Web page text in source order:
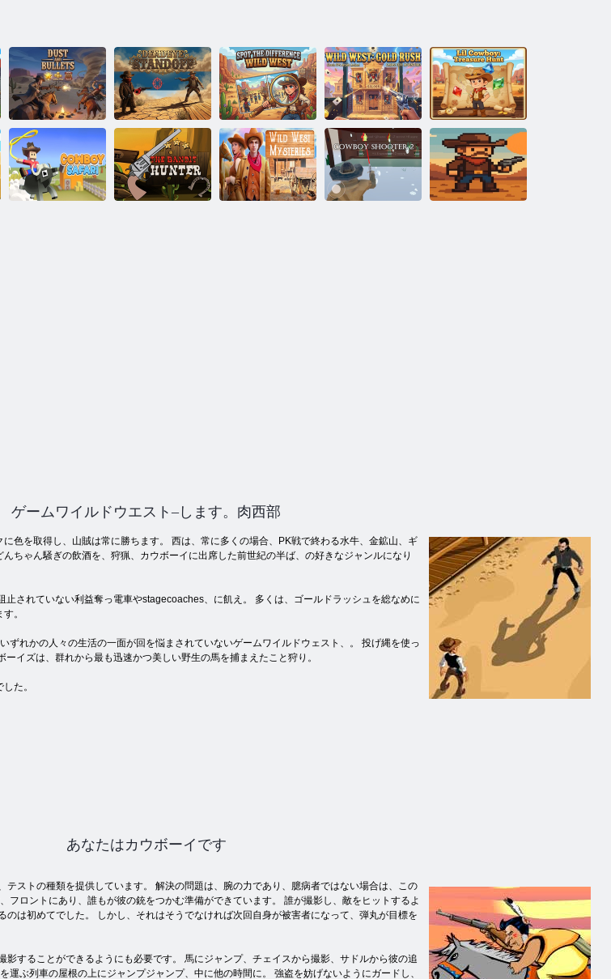
粉塵と銃弾
デッドアイス
タンドオフ
間違い探し: ワ
イルドウェス
ト
ワイルドウェ
スト: ゴールド
ラッシュ
リル・カウボ
ーイ:トレジャ
ーハント
ゲームワイルドウエスト–します。肉西部
色を取得し、山賊は常に勝ちます。 西は、常に多くの場合、PK戦で終わる水牛、金鉱山、ギ
ちゃん騒ぎの飲酒を、狩猟、カウボーイに出席した前世紀の半ば、の好きなジャンルになり
されていない利益奪っ電車やstagecoaches、に飢え。 多くは、ゴールドラッシュを総なめに
。
ずれかの人々の生活の一面が回を悩まされていないゲームワイルドウェスト、。 投げ縄を使っ
イズは、群れから最も迅速かつ美しい野生の馬を捕まえたこと狩り。
た。
あなたはカウボーイです
テストの種類を提供しています。 解決の問題は、腕の力であり、臆病者ではない場合は、この
フロントにあり、誰もが彼の銃をつかむ準備ができています。 誰が撮影し、敵をヒットするよ
のは初めてでした。 しかし、それはそうでなければ次回自身が被害者になって、弾丸が目標を
影することができるようにも必要です。 馬にジャンプ、チェイスから撮影、サドルから彼の追
運ぶ列車の屋根の上にジャンプジャンプ、中に他の時間に。 強盗を妨げないようにガードし、